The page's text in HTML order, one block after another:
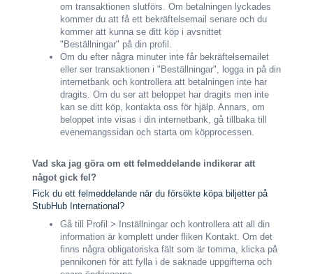
om transaktionen slutförs. Om betalningen lyckades
kommer du att få ett bekräftelsemail senare och du
kommer att kunna se ditt köp i avsnittet
"Beställningar" på din profil.
Om du efter några minuter inte får bekräftelsemailet
eller ser transaktionen i "Beställningar", logga in på din
internetbank och kontrollera att betalningen inte har
dragits. Om du ser att beloppet har dragits men inte
kan se ditt köp, kontakta oss för hjälp. Annars, om
beloppet inte visas i din internetbank, gå tillbaka till
evenemangssidan och starta om köpprocessen.
Vad ska jag göra om ett felmeddelande indikerar att
något gick fel?
Fick du ett felmeddelande när du försökte köpa biljetter på
StubHub International?
Gå till Profil > Inställningar och kontrollera att all din
information är komplett under fliken Kontakt. Om det
finns några obligatoriska fält som är tomma, klicka på
pennikonen för att fylla i de saknade uppgifterna och